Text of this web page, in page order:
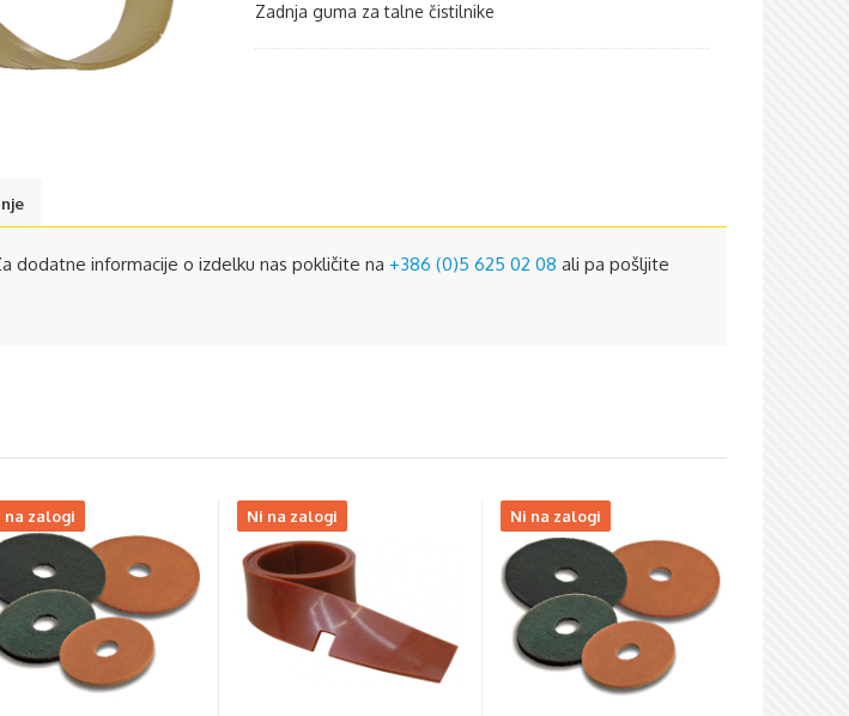
Zadnja guma za talne čistilnike
dodatne informacije o izdelku nas pokličite na +386 (0)5 625 02 08 ali pa pošljite
na zalogi Ni na zalogi Ni na zalogi